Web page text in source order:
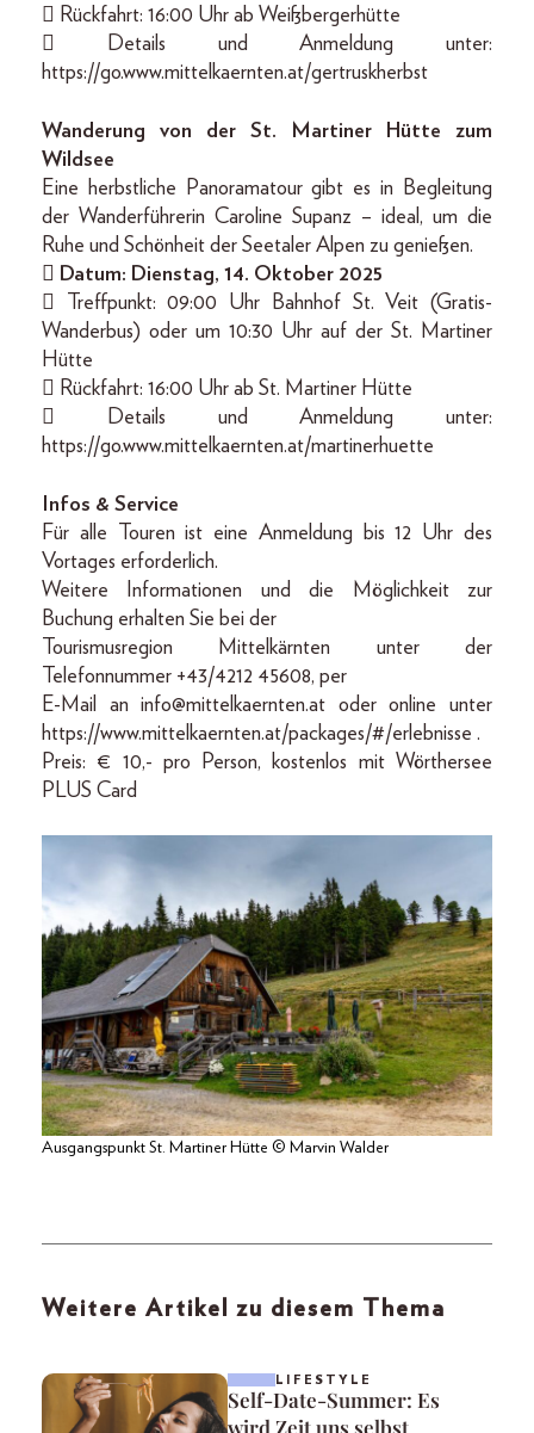
 Rückfahrt: 16:00 Uhr ab Weißbergerhütte
 Details und Anmeldung unter:
https://go.www.mittelkaernten.at/gertruskherbst
Wanderung von der St. Martiner Hütte zum
Wildsee
Eine herbstliche Panoramatour gibt es in Begleitung
der Wanderführerin Caroline Supanz – ideal, um die
Ruhe und Schönheit der Seetaler Alpen zu genießen.
 Datum: Dienstag, 14. Oktober 2025
 Treffpunkt: 09:00 Uhr Bahnhof St. Veit (Gratis-
Wanderbus) oder um 10:30 Uhr auf der St. Martiner
Hütte
 Rückfahrt: 16:00 Uhr ab St. Martiner Hütte
 Details und Anmeldung unter:
https://go.www.mittelkaernten.at/martinerhuette
Infos & Service
Für alle Touren ist eine Anmeldung bis 12 Uhr des
Vortages erforderlich.
Weitere Informationen und die Möglichkeit zur
Buchung erhalten Sie bei der
Tourismusregion Mittelkärnten unter der
Telefonnummer +43/4212 45608, per
E-Mail an info@mittelkaernten.at oder online unter
https://www.mittelkaernten.at/packages/#/erlebnisse .
Preis: € 10,- pro Person, kostenlos mit Wörthersee
PLUS Card
Ausgangspunkt St. Martiner Hütte © Marvin Walder
Weitere Artikel zu diesem Thema
LIFESTYLE
Self-Date-Summer: Es
wird Zeit uns selbst